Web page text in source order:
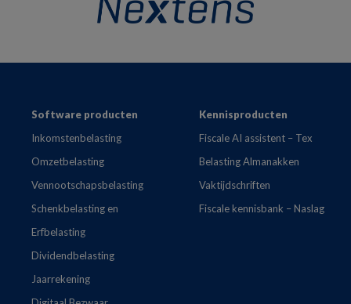
FooterSoftware producten
Inkomstenbelasting
Omzetbelasting
Vennootschapsbelasting
Schenkbelasting en
Erfbelasting
Dividendbelasting
Jaarrekening
Kennisproducten
Fiscale AI assistent – Tex
Belasting Almanakken
Vaktijdschriften
Fiscale kennisbank – Naslag